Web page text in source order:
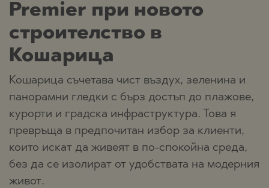
Premier при новото
строителство в
Кошарица
Кошарица съчетава чист въздух, зеленина и
панорамни гледки с бърз достъп до плажове,
курорти и градска инфраструктура. Това я
превръща в предпочитан избор за клиенти,
които искат да живеят в по-спокойна среда,
без да се изолират от удобствата на модерния
живот.